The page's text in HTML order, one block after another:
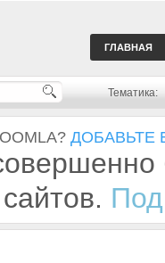
ГЛАВНАЯ
Тематика:
ДОБАВЬТЕ